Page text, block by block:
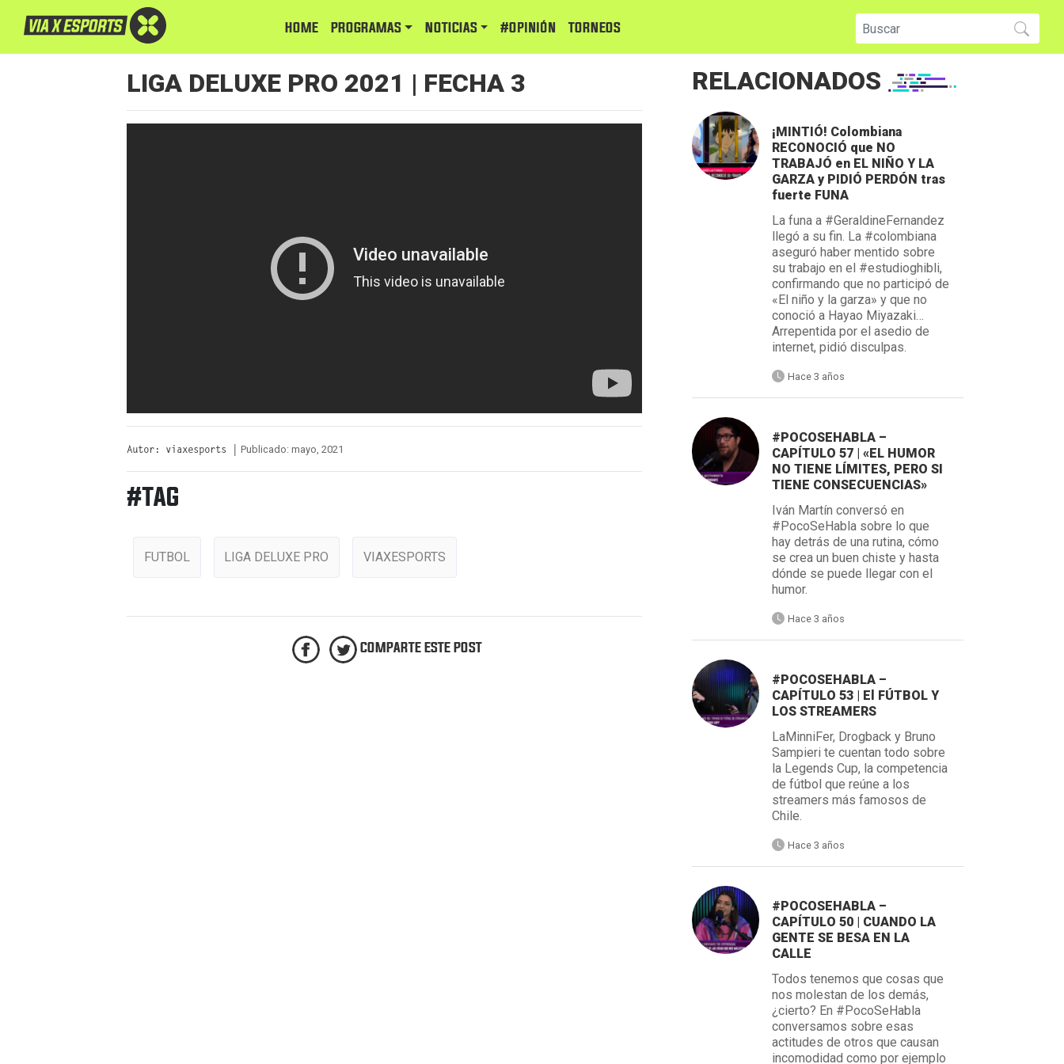
HOME PROGRAMAS NOTICIAS #Opinión TORNEOS
LIGA DELUXE PRO 2021 | FECHA 3
Autor: viaxesports | Publicado: mayo, 2021
#TAG
FUTBOL LIGA DELUXE PRO VIAXESPORTS
COMPARTE ESTE POST
RELACIONADOS
¡MINTIÓ! Colombiana
RECONOCIÓ que NO
TRABAJÓ en EL NIÑO Y LA
GARZA y PIDIÓ PERDÓN tras
fuerte FUNA
La funa a #GeraldineFernandez
llegó a su fin. La #colombiana
aseguró haber mentido sobre
su trabajo en el #estudioghibli,
confirmando que no participó de
«El niño y la garza» y que no
conoció a Hayao Miyazaki…
Arrepentida por el asedio de
internet, pidió disculpas.
Hace 3 años
#POCOSEHABLA –
CAPÍTULO 57 | «EL HUMOR
NO TIENE LÍMITES, PERO SI
TIENE CONSECUENCIAS»
Iván Martín conversó en
#PocoSeHabla sobre lo que
hay detrás de una rutina, cómo
se crea un buen chiste y hasta
dónde se puede llegar con el
humor.
Hace 3 años
#POCOSEHABLA –
CAPÍTULO 53 | El FÚTBOL Y
LOS STREAMERS
LaMinniFer, Drogback y Bruno
Sampieri te cuentan todo sobre
la Legends Cup, la competencia
de fútbol que reúne a los
streamers más famosos de
Chile.
Hace 3 años
#POCOSEHABLA –
CAPÍTULO 50 | CUANDO LA
GENTE SE BESA EN LA
CALLE
Todos tenemos que cosas que
nos molestan de los demás,
¿cierto? En #PocoSeHabla
conversamos sobre esas
actitudes de otros que causan
incomodidad como por ejemplo